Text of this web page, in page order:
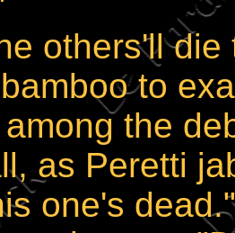
others'll
to
the
as Peretti
one's dead."